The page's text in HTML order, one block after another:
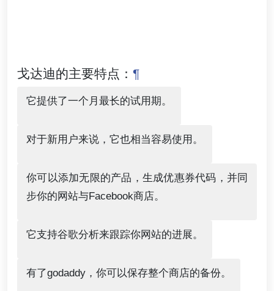
戈达迪的主要特点： ¶
它提供了一个月最长的试用期。
对于新用户来说，它也相当容易使用。
你可以添加无限的产品，生成优惠券代码，并同
步你的网站与Facebook商店。
它支持谷歌分析来跟踪你网站的进展。
有了godaddy，你可以保存整个商店的备份。